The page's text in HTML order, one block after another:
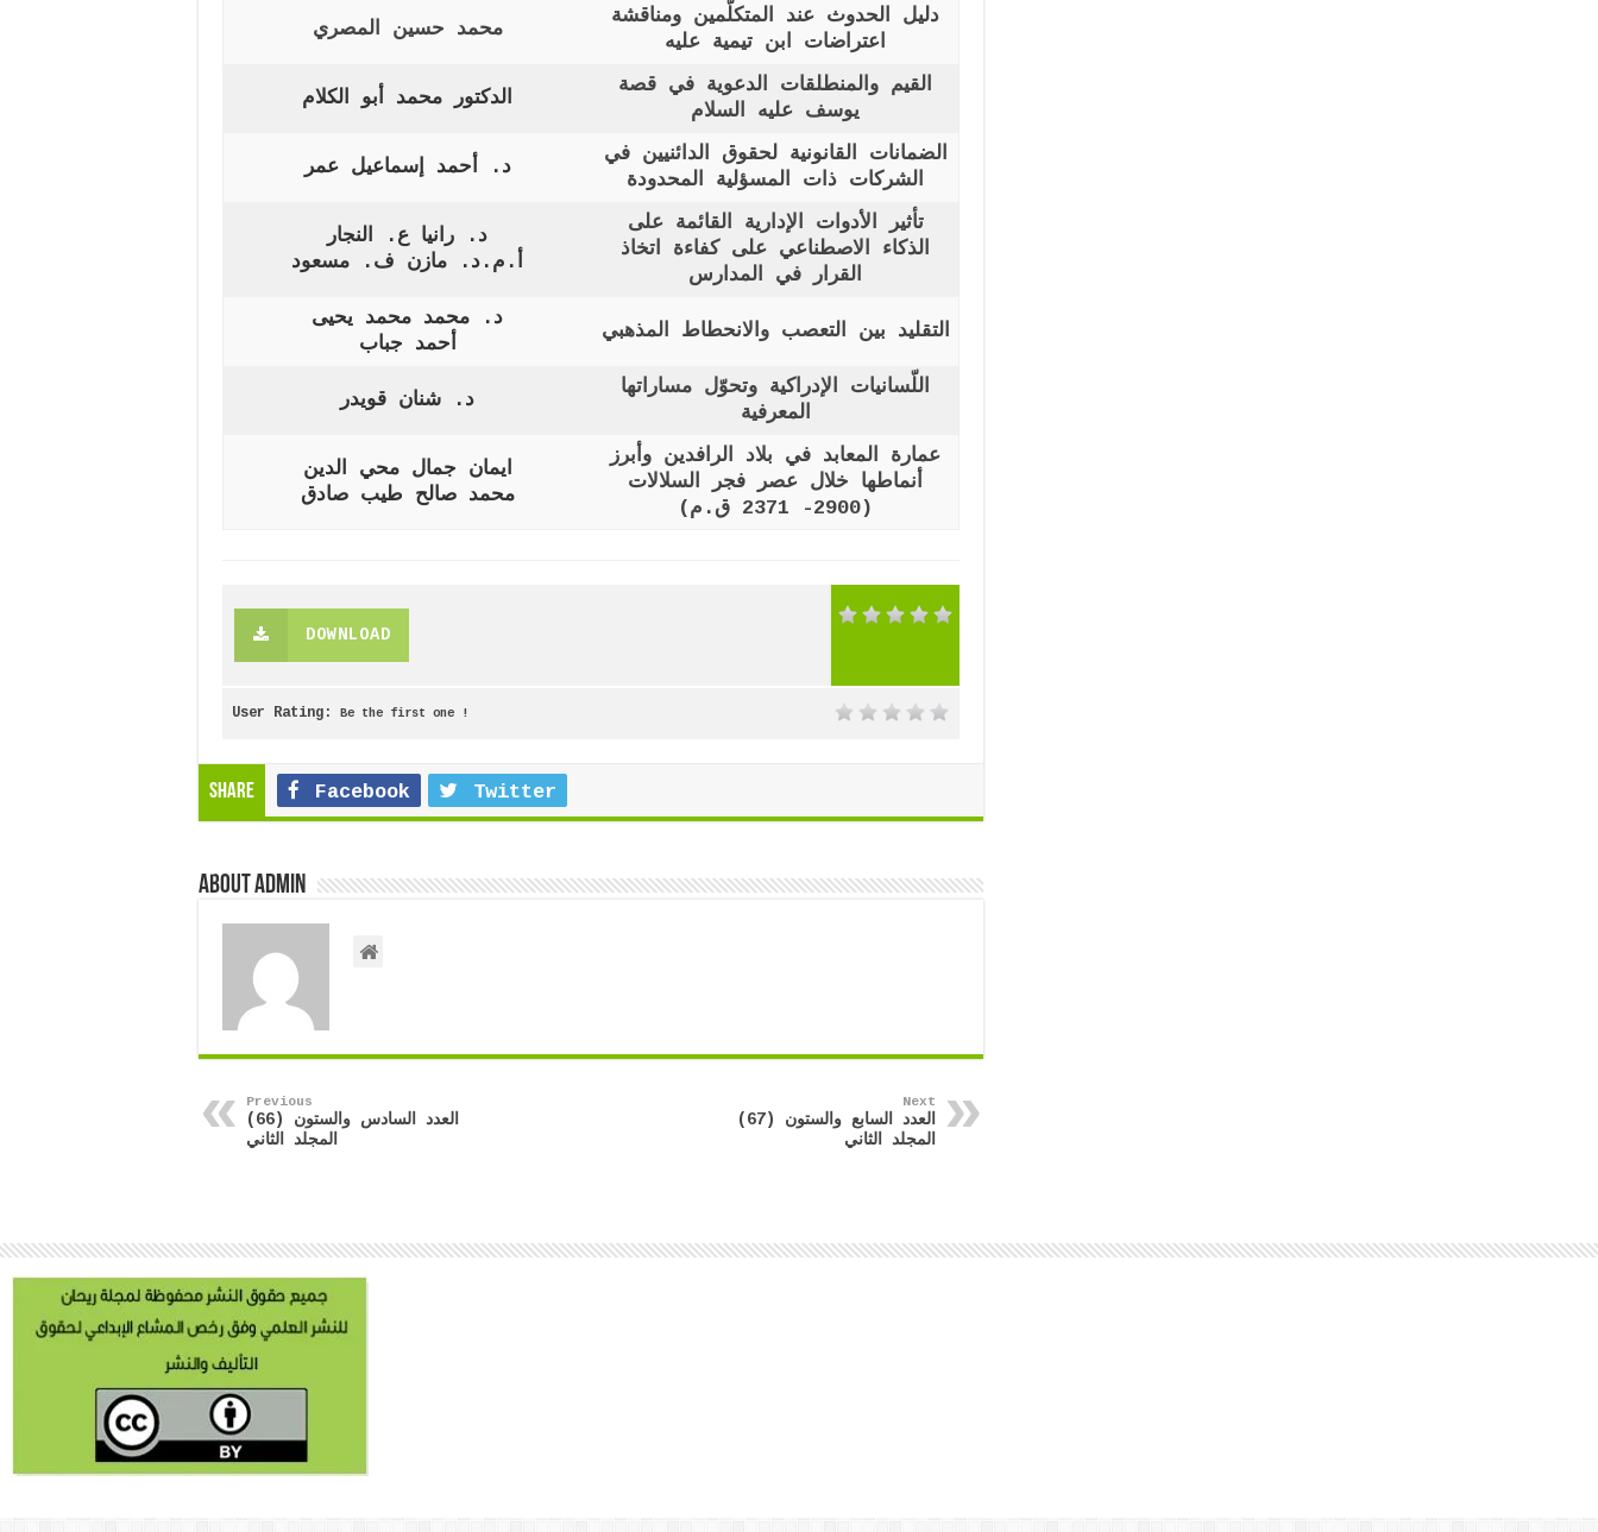
محمد حسين المصري
دليل الحدوث عند المتكلّمين ومناقشة
اعتراضات ابن تيمية عليه
الدكتور محمد أبو الكلام
القيم والمنطلقات الدعوية في قصة
يوسف عليه السلام
د. أحمد إسماعيل عمر
الضمانات القانونية لحقوق الدائنيين في
الشركات ذات المسؤلية المحدودة
د. رانيا ع. النجار
أ.م.د. مازن ف. مسعود
تأثير الأدوات الإدارية القائمة على
الذكاء الاصطناعي على كفاءة اتخاذ
القرار في المدارس
د. محمد محمد يحيى
أحمد جباب
التقليد بين التعصب والانحطاط المذهبي
د. شنان قويدر
اللّسانيات الإدراكية وتحوّل مساراتها
المعرفية
ايمان جمال محي الدين
محمد صالح طيب صادق
عمارة المعابد في بلاد الرافدين وأبرز
أنماطها خلال عصر فجر السلالات
(2900- 2371 ق.م)
DOWNLOAD
User Rating: Be the first one !
Share Facebook Twitter
About admin
Previous
العدد السادس والستون (66)
المجلد الثاني
Next
العدد السابع والستون (67)
المجلد الثاني